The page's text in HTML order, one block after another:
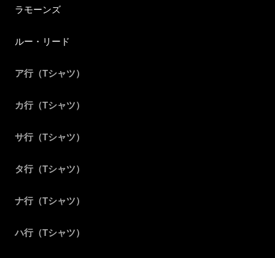
ラモーンズ
ルー・リード
ア行（Tシャツ）
カ行（Tシャツ）
サ行（Tシャツ）
タ行（Tシャツ）
ナ行（Tシャツ）
ハ行（Tシャツ）